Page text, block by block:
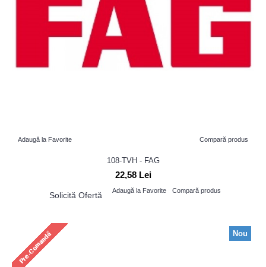
Adaugă la Favorite Compară produs
108-TVH - FAG
22,58 Lei
Solicită Ofertă Adaugă la Favorite Compară produs
Nou